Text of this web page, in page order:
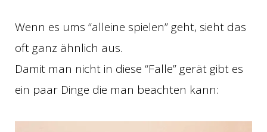
Wenn es ums “alleine spielen” geht, sieht das
oft ganz ähnlich aus.
Damit man nicht in diese “Falle” gerät gibt es
ein paar Dinge die man beachten kann: